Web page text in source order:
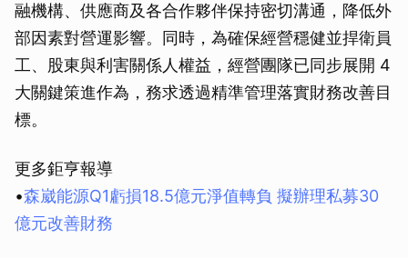
融機構、供應商及各合作夥伴保持密切溝通，降低外
部因素對營運影響。同時，為確保經營穩健並捍衛員
工、股東與利害關係人權益，經營團隊已同步展開 4
大關鍵策進作為，務求透過精準管理落實財務改善目
標。
更多鉅亨報導
•森崴能源Q1虧損18.5億元淨值轉負 擬辦理私募30
億元改善財務